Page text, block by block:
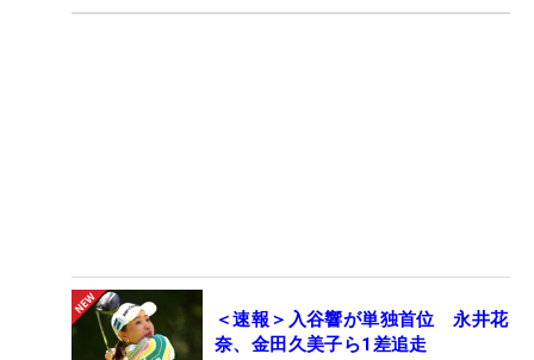
＜速報＞入谷響が単独首位 永井花
奈、金田久美子ら1差追走